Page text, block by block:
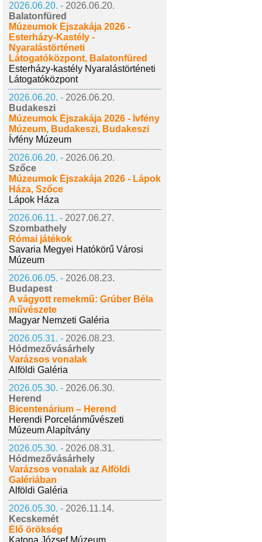
2026.06.20. - 2026.06.20.
Balatonfüred
Múzeumok Éjszakája 2026 -
Esterházy-Kastély -
Nyaralástörténeti
Látogatóközpont, Balatonfüred
Esterházy-kastély Nyaralástörténeti
Látogatóközpont
2026.06.20. - 2026.06.20.
Budakeszi
Múzeumok Éjszakája 2026 - Ívfény
Múzeum, Budakeszi, Budakeszi
Ívfény Múzeum
2026.06.20. - 2026.06.20.
Szőce
Múzeumok Éjszakája 2026 - Lápok
Háza, Szőce
Lápok Háza
2026.06.11. - 2027.06.27.
Szombathely
Római játékok
Savaria Megyei Hatókörű Városi
Múzeum
2026.06.05. - 2026.08.23.
Budapest
A vágyott remekmű: Grúber Béla
művészete
Magyar Nemzeti Galéria
2026.05.31. - 2026.08.23.
Hódmezővásárhely
Varázsos vonalak
Alföldi Galéria
2026.05.30. - 2026.06.30.
Herend
Bicentenárium – Herend
Herendi Porcelánművészeti
Múzeum Alapítvány
2026.05.30. - 2026.08.31.
Hódmezővásárhely
Varázsos vonalak az Alföldi
Galériában
Alföldi Galéria
2026.05.30. - 2026.11.14.
Kecskemét
Élő örökség
Katona József Múzeum